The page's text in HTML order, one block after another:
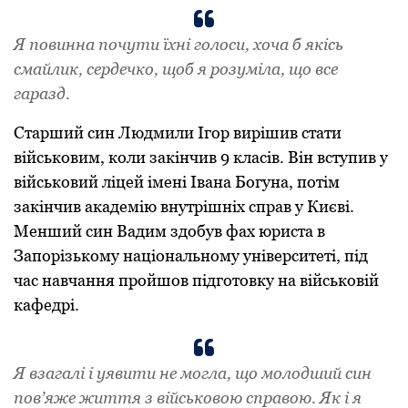
Я повинна почути їхні голоси, хоча б якісь
смайлик, сердечко, щоб я розуміла, що все
гаразд.
Старший син Людмили Ігор вирішив стати
військовим, коли закінчив 9 класів. Він вступив у
військовий ліцей імені Івана Богуна, потім
закінчив академію внутрішніх справ у Києві.
Менший син Вадим здобув фах юриста в
Запорізькому національному університеті, під
час навчання пройшов підготовку на військовій
кафедрі.
Я взагалі і уявити не могла, що молодший син
пов’яже життя з військовою справою. Як і я